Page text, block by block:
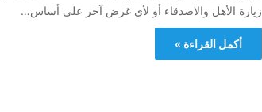
زيارة الأهل والاصدقاء أو لأي غرض آخر على أساس…
أكمل القراءة »